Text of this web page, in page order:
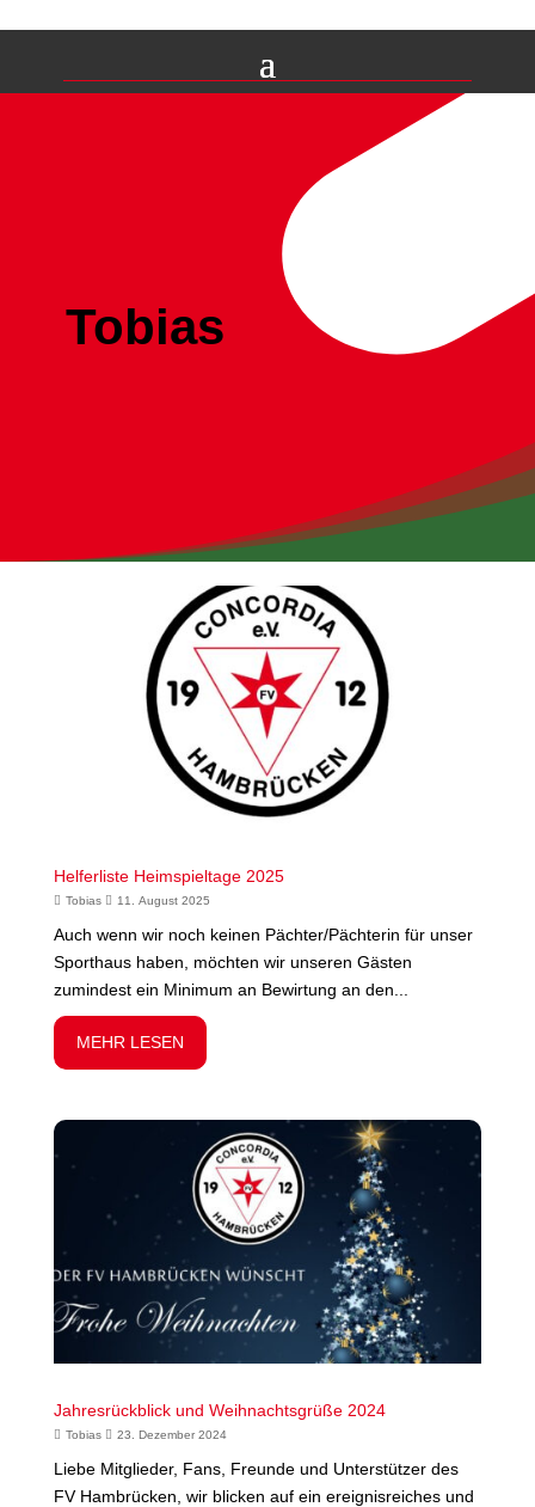
Tobias
Helferliste Heimspieltage 2025
Tobias 11. August 2025
Auch wenn wir noch keinen Pächter/Pächterin für unser
Sporthaus haben, möchten wir unseren Gästen
zumindest ein Minimum an Bewirtung an den...
MEHR LESEN
Jahresrückblick und Weihnachtsgrüße 2024
Tobias 23. Dezember 2024
Liebe Mitglieder, Fans, Freunde und Unterstützer des
FV Hambrücken, wir blicken auf ein ereignisreiches und